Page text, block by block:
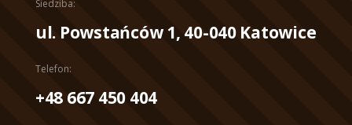
Siedziba:
ul. Powstańców 1, 40-040 Katowice
Telefon:
+48 667 450 404